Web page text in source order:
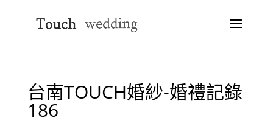
台南TOUCH婚紗-婚禮記錄
186